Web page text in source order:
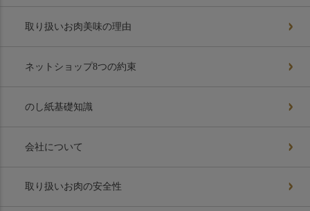
取り扱いお肉美味の理由
ネットショップ8つの約束
のし紙基礎知識
会社について
取り扱いお肉の安全性